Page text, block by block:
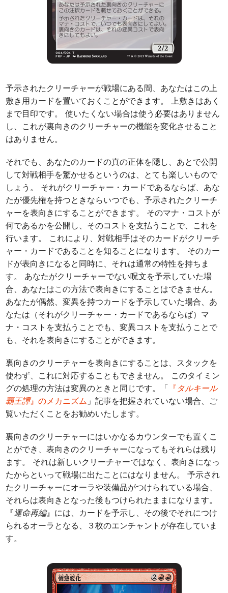
予示されたクリーチャーが戦場にある間、あなたはこの上
敷き用カードを置いておくことができます。 上敷きはあく
まで目印です。 使いたくない場合は使う必要はありません
し、これが裏向きのクリーチャーの機能を変化させること
はありません。
それでも、あなたのカードの真の正体を隠し、あとで公開
して対戦相手を驚かせるというのは、とても楽しいもので
しょう。 それがクリーチャー・カードであるならば、あな
たが優先権を持つときならいつでも、予示されたクリーチ
ャーを表向きにすることができます。 そのマナ・コストが
何であるかを公開し、そのコストを支払うことで、これを
行います。 これにより、対戦相手はそのカードがクリーチ
ャー・カードであることを知ることになります。 そのカー
ドが表向きになると同時に、それは通常の特性を持ちま
す。 あなたがクリーチャーでない呪文を予示していた場
合、あなたはこの方法で表向きにすることはできません。
あなたが偶然、変異を持つカードを予示していた場合、あ
なたは（それがクリーチャー・カードであるならば）マ
ナ・コストを支払うことでも、変異コストを支払うことで
も、それを表向きにすることができます。
裏向きのクリーチャーを表向きにすることは、スタックを
使わず、これに対応することもできません。 このタイミン
グの処理の方法は変異のときと同じです。「 『タルキール
覇王譚』のメカニズム 」記事を把握されていない場合、ご
覧いただくことをお勧めいたします。
裏向きのクリーチャーにはいかなるカウンターでも置くこ
とができ、表向きのクリーチャーになってもそれらは残り
ます。 それは新しいクリーチャーではなく、表向きになっ
たからといって戦場に出たことにはなりません。 予示され
たクリーチャーにオーラや装備品がつけられている場合、
それらは表向きとなった後もつけられたままになります。
『運命再編』には、カードを予示し、その後でそれにつけ
られるオーラとなる、３枚のエンチャントが存在していま
す。